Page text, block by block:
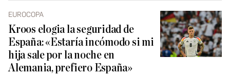
EUROCOPA
Kroos elogia la seguridad de
España: «Estaría incómodo si mi
hija sale por la noche en
Alemania, prefiero España»